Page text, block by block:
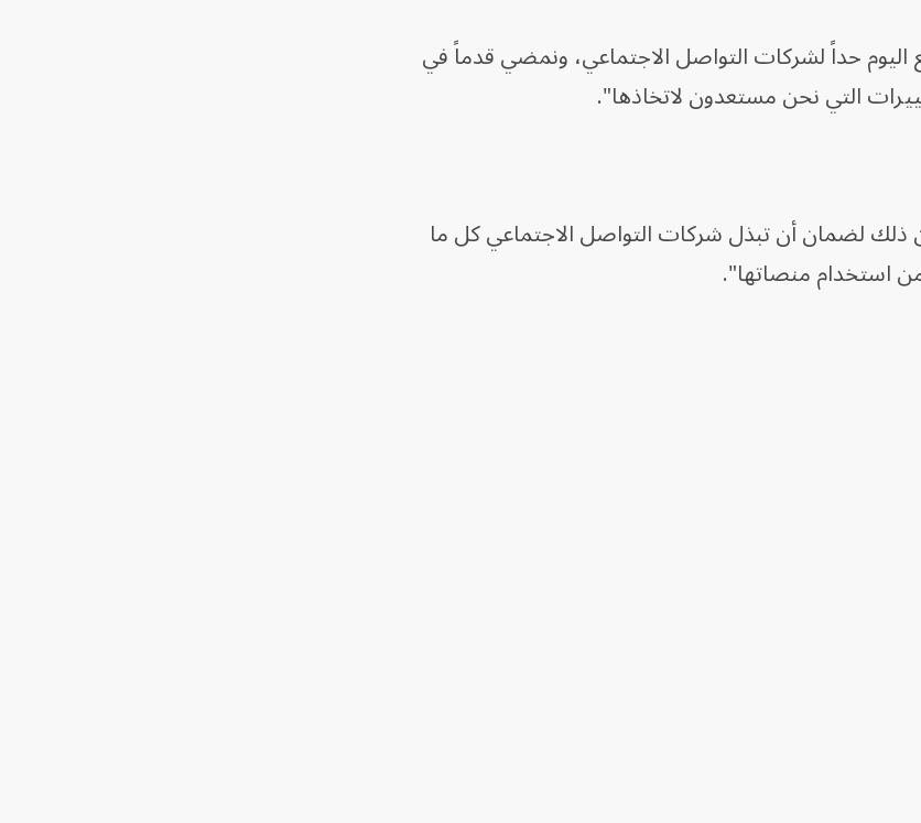
حداً لشركات التواصل الاجتماعي، ونمضي قدماً في
التي نحن مستعدون لاتخاذها".
لضمان أن تبذل شركات التواصل الاجتماعي كل ما
استخدام منصاتها".